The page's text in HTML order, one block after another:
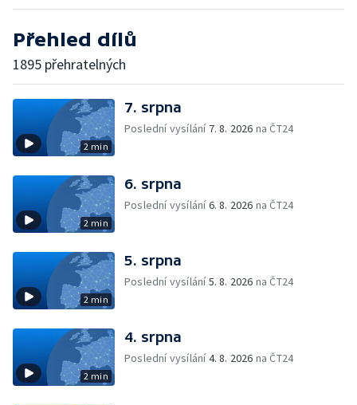
Přehled dílů
1895 přehratelných
2 min
7. srpna
Poslední vysílání 7. 8. 2026 na ČT24
2 min
6. srpna
Poslední vysílání6. 8. 2026 na ČT24
2 min
5. srpna
Poslední vysílání5. 8. 2026 na ČT24
2 min
4. srpna
Poslední vysílání4. 8. 2026 na ČT24